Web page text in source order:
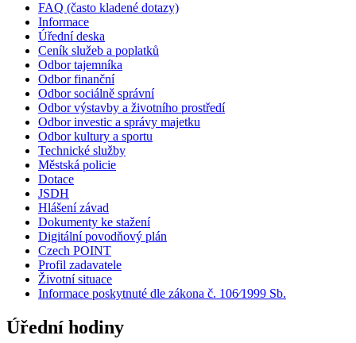
FAQ (často kladené dotazy)
Informace
Úřední deska
Ceník služeb a poplatků
Odbor tajemníka
Odbor finanční
Odbor sociálně správní
Odbor výstavby a životního prostředí
Odbor investic a správy majetku
Odbor kultury a sportu
Technické služby
Městská policie
Dotace
JSDH
Hlášení závad
Dokumenty ke stažení
Digitální povodňový plán
Czech POINT
Profil zadavatele
Životní situace
Informace poskytnuté dle zákona č. 106⁄1999 Sb.
Úřední hodiny